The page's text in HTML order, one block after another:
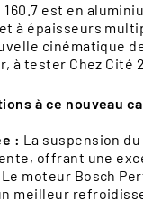
est en
à épaisseurs
cinématique
à tester Chez Cité
à ce nouveau
: La suspension du
offrant une
Le moteur Bosch
meilleur